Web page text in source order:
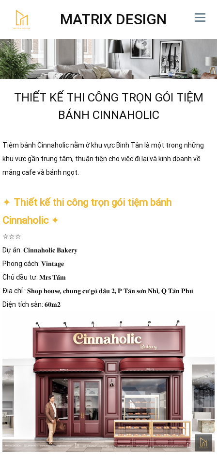
MATRIX DESIGN
THIẾT KẾ THI CÔNG TRỌN GÓI TIỆM
BÁNH CINNAHOLIC
Tiệm bánh Cinnaholic nằm ở khu vực Binh Tân là một trong những
khu vực gần trung tâm, thuận tiện cho việc đi lại và kinh doanh về
mảng cafe và bánh ngọt.
✦ Thiết kế thi công trọn gói tiệm bánh
Cinnaholic✦
☆☆☆
Dự án: 𝐂𝐢𝐧𝐧𝐚𝐡𝐨𝐥𝐢𝐜 𝐁𝐚𝐤𝐞𝐫𝐲
Phong cách: 𝐕𝐢𝐧𝐭𝐚𝐠𝐞
Chủ đầu tư: 𝐌𝐫𝐬 𝐓𝐚̂𝐦
Địa chỉ : 𝐒𝐡𝐨𝐩 𝐡𝐨𝐮𝐬𝐞, 𝐜𝐡𝐮𝐧𝐠 𝐜𝐮̛ 𝐠𝐨̀ 𝐝𝐚̂̀𝐮 𝟐, 𝐏 𝐓𝐚̂𝐧 𝐬𝐨̛𝐧 𝐍𝐡𝐢̀, 𝐐 𝐓𝐚̂𝐧 𝐏𝐡𝐮́
Diện tích sàn: 𝟔𝟎𝐦𝟐